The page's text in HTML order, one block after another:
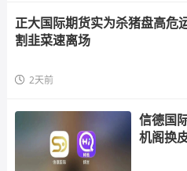
正大国际期货实为杀猪盘高危
割韭菜速离场
2天前
信德国
机阁换